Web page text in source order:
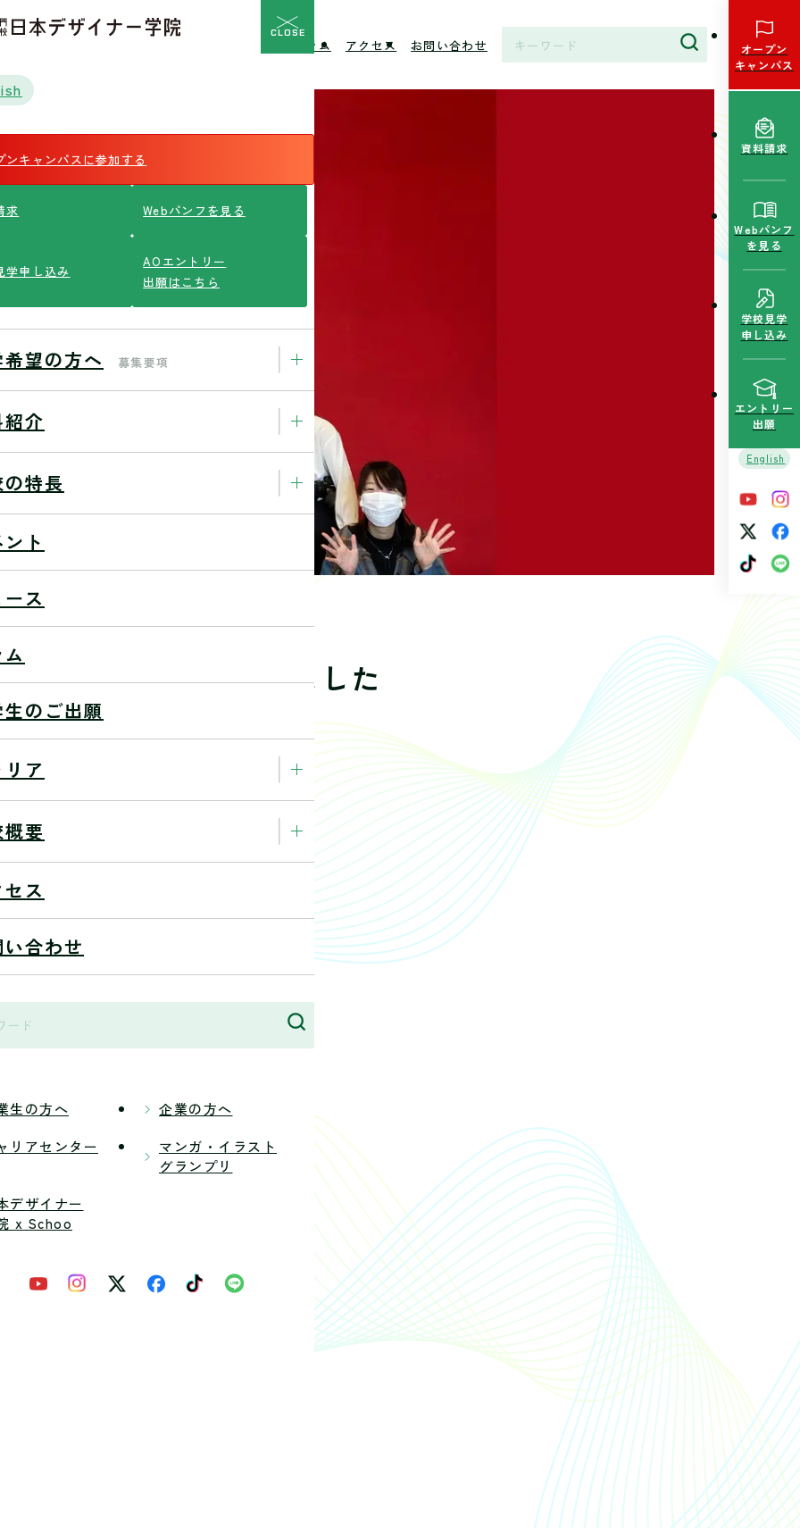
コラム アクセス お問い合わせ
CLOSE
ンキャンパスに参加する
求 Webパンフを見る
学申し込み
AOエントリー
出願はこちら
望の方へ 募集要項
介
特長
ト
ス
のご出願
ア
要
ス
合わせ
生の方へ
企業の方へ
リアセンター
マンガ・イラスト
グランプリ
デザイナー
x Schoo
オープン
キャンパス
資料請求
Webパンフ
を見る
学校見学
申し込み
エントリー
出願
English
品展2025を開催しました
3/2
たしました！